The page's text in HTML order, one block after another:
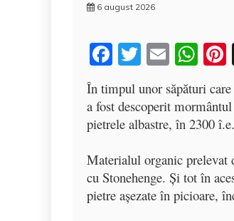
6 august 2026
F
c
e
o
o
T
itt
er
E
m
ai
l
W
h
at
s
p
p
În timpul unor săpături
a fost descoperit
pietrele albastre, în 2300
Materialul organic prelevat
cu Stonehenge. Şi tot în
pietre aşezate în picioare,